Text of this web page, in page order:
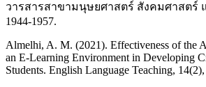
วารสารสาขามนุษยศาสตร์ สังคมศาสตร์
1944-1957.
Almelhi, A. M. (2021). Effectiveness of the
an E-Learning Environment in Developing
Students. English Language Teaching,